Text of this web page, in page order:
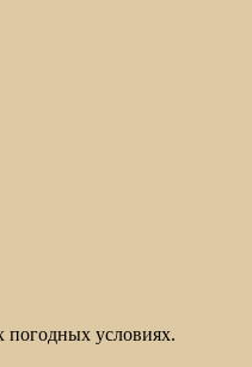
погодных условиях.